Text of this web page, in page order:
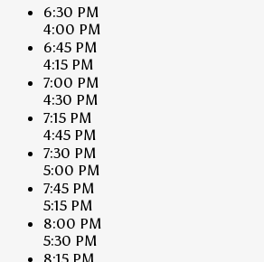
6:30 PM
4:00 PM
6:45 PM
4:15 PM
7:00 PM
4:30 PM
7:15 PM
4:45 PM
7:30 PM
5:00 PM
7:45 PM
5:15 PM
8:00 PM
5:30 PM
8:15 PM